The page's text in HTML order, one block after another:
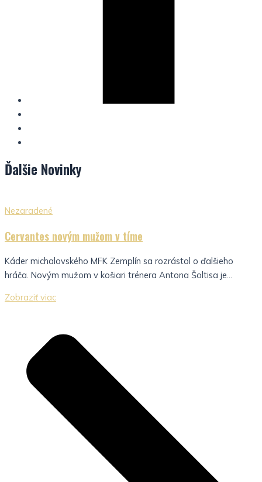
Ďalšie Novinky
Nezaradené
Cervantes novým mužom v tíme
Káder michalovského MFK Zemplín sa rozrástol o ďalšieho
hráča. Novým mužom v košiari trénera Antona Šoltisa je...
Zobraziť viac